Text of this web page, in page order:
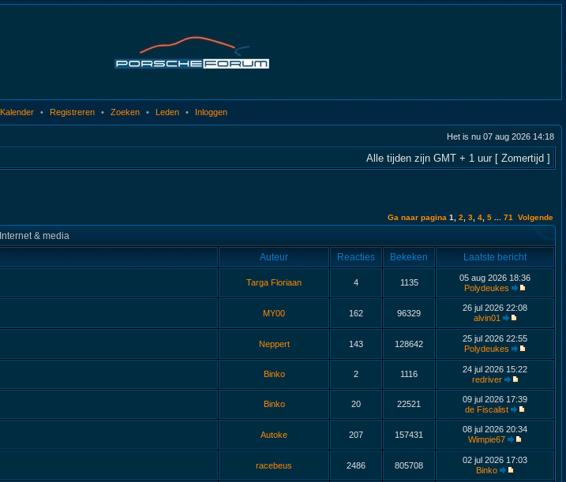
Kalender • Registreren • Zoeken • Leden • Inloggen
Het is nu 07 aug 2026 14:18
Alle tijden zijn GMT + 1 uur [ Zomertijd ]
Ga naar pagina 1 2 3 4 5 71 Volgende
Internet & media
Auteur Reacties Bekeken Laatste bericht
Targa Floriaan 4 1135
05 aug 2026 18:36
Polydeukes
MY00 162 96329
26 jul 2026 22:08
alvin01
Neppert 143 128642
25 jul 2026 22:55
Polydeukes
Binko 2 1116
24 jul 2026 15:22
redriver
Binko 20 22521
09 jul 2026 17:39
de Fiscalist
Autoke 207 157431
08 jul 2026 20:34
Wimpie67
racebeus 2486 805708
02 jul 2026 17:03
Binko